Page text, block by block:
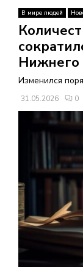
О
В
Н
М
Е
Н
В мире людей
Нижнего
Изменился
31.05.2026 0